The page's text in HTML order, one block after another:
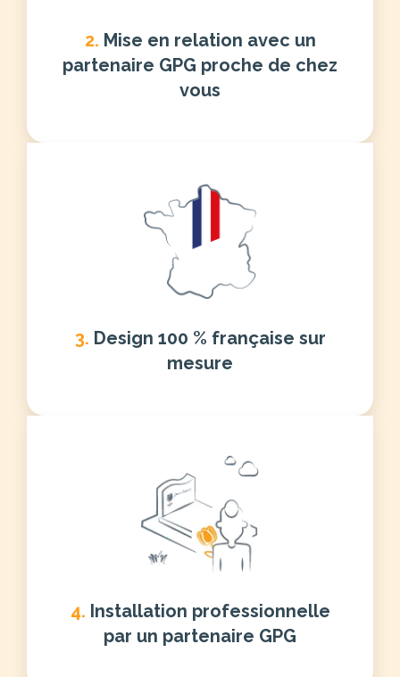
2. Mise en relation avec un
partenaire GPG proche de chez
vous
3. Design 100 % française sur
mesure
4. Installation professionnelle
par un partenaire GPG